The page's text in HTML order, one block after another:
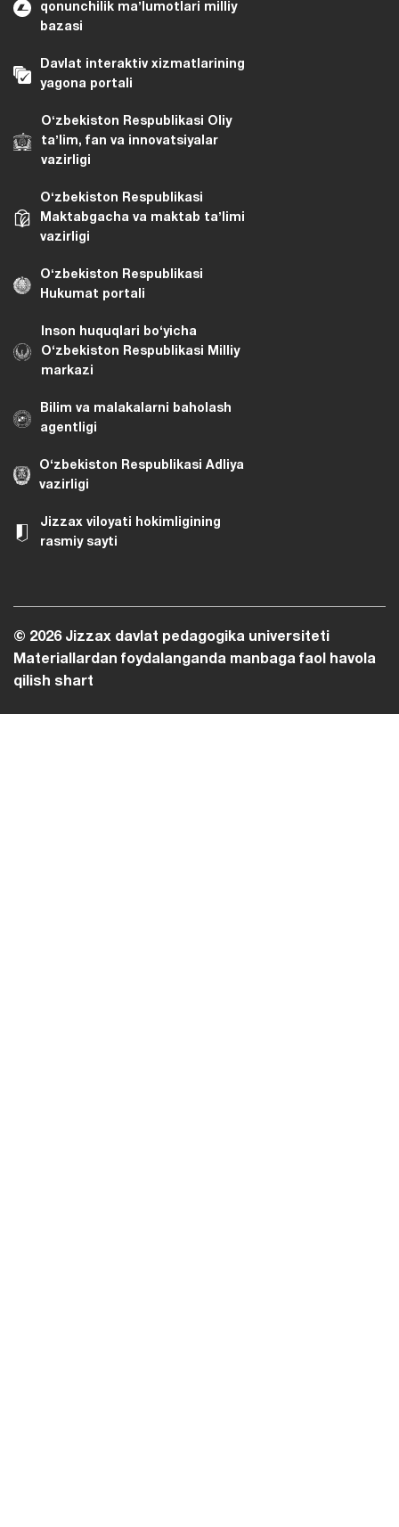
qonunchilik maʼlumotlari milliy
bazasi
Davlat interaktiv xizmatlarining
yagona portali
Oʻzbekiston Respublikasi Oliy
taʼlim, fan va innovatsiyalar
vazirligi
Oʻzbekiston Respublikasi
Maktabgacha va maktab taʼlimi
vazirligi
Oʻzbekiston Respublikasi
Hukumat portali
Inson huquqlari bo‘yicha
O‘zbekiston Respublikasi Milliy
markazi
Bilim va malakalarni baholash
agentligi
O‘zbekiston Respublikasi Adliya
vazirligi
Jizzax viloyati hokimligining
rasmiy sayti
© 2026 Jizzax davlat pedagogika universiteti
Materiallardan foydalanganda manbaga faol havola
qilish shart